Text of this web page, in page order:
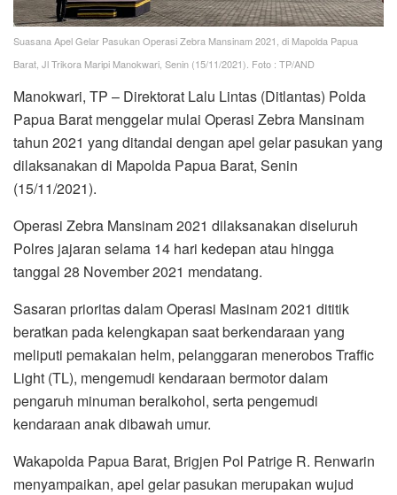
Suasana Apel Gelar Pasukan Operasi Zebra Mansinam 2021, di Mapolda Papua
Barat, Jl Trikora Maripi Manokwari, Senin (15/11/2021). Foto : TP/AND
Manokwari, TP – Direktorat Lalu Lintas (Ditlantas) Polda
Papua Barat menggelar mulai Operasi Zebra Mansinam
tahun 2021 yang ditandai dengan apel gelar pasukan yang
dilaksanakan di Mapolda Papua Barat, Senin
(15/11/2021).
Operasi Zebra Mansinam 2021 dilaksanakan diseluruh
Polres jajaran selama 14 hari kedepan atau hingga
tanggal 28 November 2021 mendatang.
Sasaran prioritas dalam Operasi Masinam 2021 dititik
beratkan pada kelengkapan saat berkendaraan yang
meliputi pemakaian helm, pelanggaran menerobos Traffic
Light (TL), mengemudi kendaraan bermotor dalam
pengaruh minuman beralkohol, serta pengemudi
kendaraan anak dibawah umur.
Wakapolda Papua Barat, Brigjen Pol Patrige R. Renwarin
menyampaikan, apel gelar pasukan merupakan wujud